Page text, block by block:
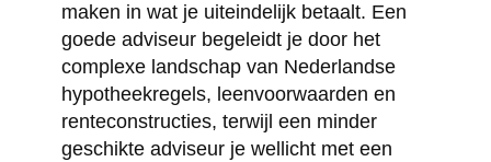
maken in wat je uiteindelijk betaalt. Een
goede adviseur begeleidt je door het
complexe landschap van Nederlandse
hypotheekregels, leenvoorwaarden en
renteconstructies, terwijl een minder
geschikte adviseur je wellicht met een